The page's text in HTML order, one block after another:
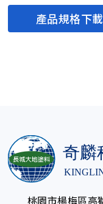
產品規格下載
桃園市楊梅區